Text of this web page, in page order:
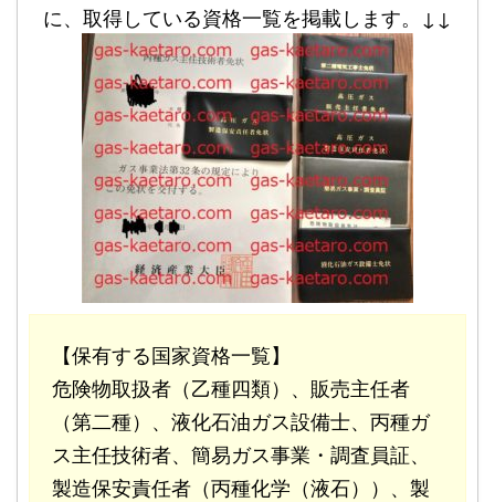
に、取得している資格一覧を掲載します。↓↓
【保有する国家資格一覧】
危険物取扱者（乙種四類）、販売主任者
（第二種）、液化石油ガス設備士、丙種ガ
ス主任技術者、簡易ガス事業・調査員証、
製造保安責任者（丙種化学（液石））、製